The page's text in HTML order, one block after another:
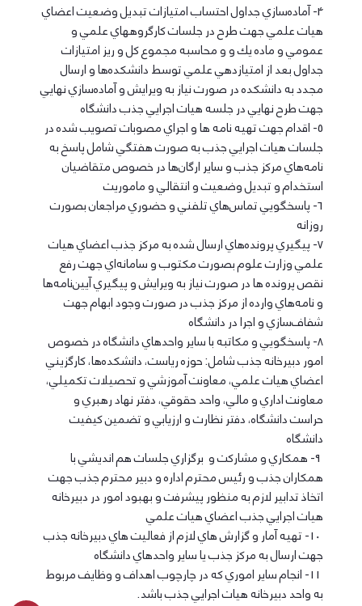
4- آماده‌سازي جداول احتساب امتيازات تبديل وضعيت اعضاي
هيات علمي جهت طرح در جلسات كارگروههاي علمي و
عمومي و ماده يك و و محاسبه مجموع كل و ريز امتيازات
جداول بعد از امتيازدهي علمي توسط دانشكده‌ها و ارسال
مجدد به دانشكده در صورت نياز به ويرايش و آماده‌سازي نهايي
جهت طرح نهايي در جلسه هيات اجرايي جذب دانشگاه
5- اقدام جهت تهيه نامه ها و اجراي مصوبات تصويب شده در
جلسات هيات اجرايي جذب به صورت هفتگي شامل پاسخ به
نامه‌هاي مركز جذب و ساير ارگان‌ها در خصوص متقاضيان
استخدام و تبديل وضعيت و انتقالي و ماموريت
6- پاسخگويي تماس‌هاي تلفني و حضوري مراجعان بصورت
روزانه
7- پيگيري پرونده‌هاي ارسال شده به مركز جذب اعضاي هيات
علمي وزارت علوم بصورت مكتوب و سامانه‌اي جهت رفع
نقص پرونده ها در صورت نياز به ويرايش و پيگيري آيين‌نامه‌ها
و نامه‌هاي وارده از مركز جذب در صورت وجود ابهام جهت
شفاف‌سازي و اجرا در دانشگاه
8- پاسخگويي و مكاتبه با ساير واحدهاي دانشگاه در خصوص
امور دبيرخانه جذب شامل: حوزه رياست، دانشكده‌ها، كارگزيني
اعضاي هيات علمي، معاونت آموزشي و تحصيلات تكميلي،
معاونت اداري و مالي، واحد حقوقي، دفتر نهاد رهبري و
حراست دانشگاه، دفتر نظارت و ارزيابي و تضمين كيفيت
دانشگاه
9- همكاري و مشاركت و برگزاري جلسات هم انديشي با
همكاران جذب و رئيس محترم اداره و دبير محترم جذب جهت
اتخاذ تدابير لازم به منظور پيشرفت و بهبود امور در دبيرخانه
هيات اجرايي جذب اعضاي هيات علمي
10- تهيه آمار و گزارش هاي لازم از فعاليت هاي دبيرخانه جذب
جهت ارسال به مركز جذب يا ساير واحدهاي دانشگاه
11- انجام ساير اموري كه در چارچوب اهداف و وظايف مربوط
به واحد دبيرخانه هيات اجرايي جذب باشد.